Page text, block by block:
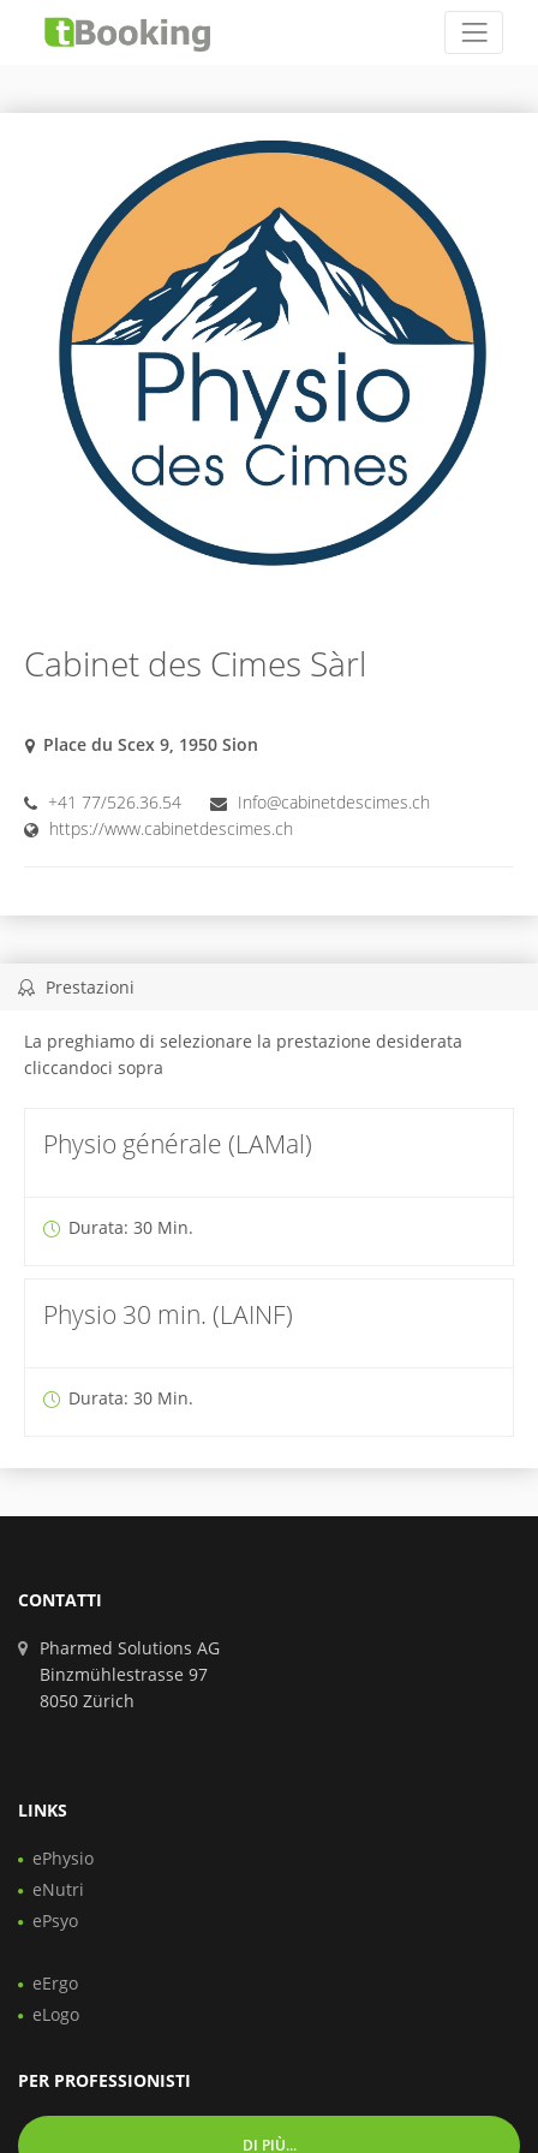
Cabinet des Cimes Sàrl
Place du Scex 9, 1950 Sion
+41 77/526.36.54
Info@cabinetdescimes.ch
https://www.cabinetdescimes.ch
Prestazioni
La preghiamo di selezionare la prestazione desiderata
cliccandoci sopra
Physio générale (LAMal)
Durata: 30 Min.
Physio 30 min. (LAINF)
Durata: 30 Min.
CONTATTI
Pharmed Solutions AG
Binzmühlestrasse 97
8050 Zürich
LINKS
ePhysio
eNutri
ePsyo
eErgo
eLogo
PER PROFESSIONISTI
DI PIÙ...